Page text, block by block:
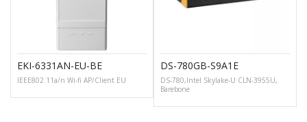
EKI-6331AN-EU-BE
IEEE802.11a/n Wi-fi AP/Client EU
DS-780GB-S9A1E
DS-780,Intel Skylake-U CLN-3955U,
Barebone